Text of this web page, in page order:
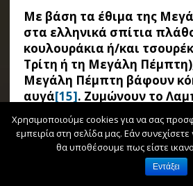
Με βάση τα έθιμα της
στα ελληνικά σπίτια
κουλουράκια ή/και
Τρίτη ή τη Μεγάλη
Μεγάλη Πέμπτη βάφουν
αυγά[15]. Ζυμώνουν το
τιμήν του Αναστημένου
σχηματίζοντας με ζυμάρι
του τα αρχικά γράμματα
χαιρετισμού Χριστός
στο κέντρο ένα κόκκινο
Χρησιμοποιούμε cookies για να σας
εμπειρία στη σελίδα μας. Εάν
θα υποθέσουμε πως είστε
Εντάξει